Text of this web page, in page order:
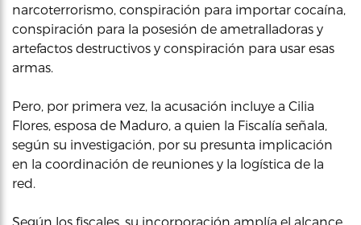
narcoterrorismo, conspiración para importar cocaína,
conspiración para la posesión de ametralladoras y
artefactos destructivos y conspiración para usar esas
armas.
Pero, por primera vez, la acusación incluye a Cilia
Flores, esposa de Maduro, a quien la Fiscalía señala,
según su investigación, por su presunta implicación
en la coordinación de reuniones y la logística de la
red.
Según los fiscales, su incorporación amplía el alcance